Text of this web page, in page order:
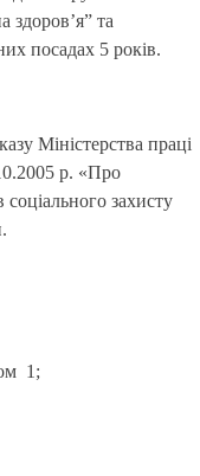
здоров’я” та
посадах 5 років.
Міністерства праці
р. «Про
захисту
1;